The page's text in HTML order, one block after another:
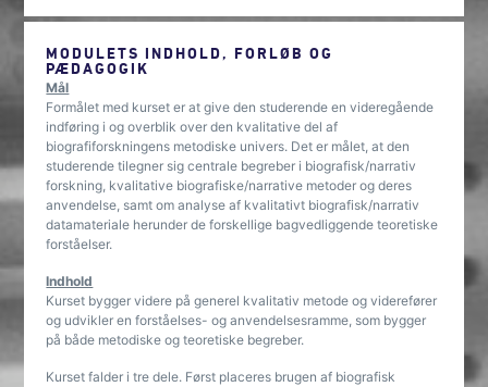
MODULETS INDHOLD, FORLØB OG
PÆDAGOGIK
Mål
Formålet med kurset er at give den studerende en videregående
indføring i og overblik over den kvalitative del af
biografiforskningens metodiske univers. Det er målet, at den
studerende tilegner sig centrale begreber i biografisk/narrativ
forskning, kvalitative biografiske/narrative metoder og deres
anvendelse, samt om analyse af kvalitativt biografisk/narrativ
datamateriale herunder de forskellige bagvedliggende teoretiske
forståelser.
Indhold
Kurset bygger videre på generel kvalitativ metode og viderefører
og udvikler en forståelses- og anvendelsesramme, som bygger
på både metodiske og teoretiske begreber.
Kurset falder i tre dele. Først placeres brugen af biografisk